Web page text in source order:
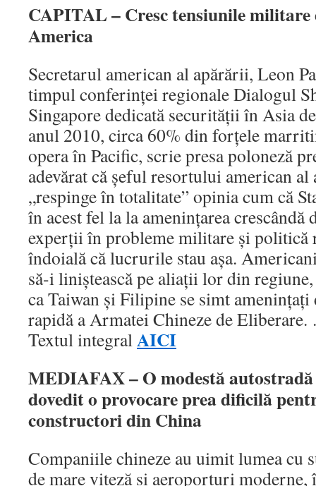
CAPITAL – Cresc tensiunile
America
Secretarul american al apărării, Leon
timpul conferinţei regionale Dialogul
Singapore dedicată securităţii în Asia
anul 2010, circa 60% din forţele
opera în Pacific, scrie presa poloneză
adevărat că şeful resortului american al
„respinge în totalitate” opinia cum că
în acest fel la la ameninţarea
experţii în probleme militare şi politică
îndoială că lucrurile stau aşa.
să-i liniştească pe aliaţii lor din
ca Taiwan şi Filipine se simt ameninţaţi
rapidă a Armatei Chineze de
Textul integralAICI
MEDIAFAX – O modestă
dovedit o provocare prea dificilă
constructori din China
Companiile chineze au uimit lumea cu
de mare viteză şi aeroporturi moderne,